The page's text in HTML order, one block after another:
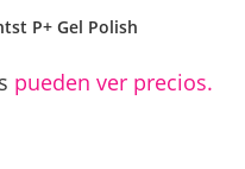
P+ Gel Polish
pueden ver precios.